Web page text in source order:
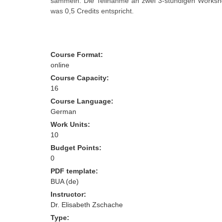
was 0,5 Credits entspricht.
Course Format:
online
Course Capacity:
16
Course Language:
German
Work Units:
10
Budget Points:
0
PDF template:
BUA (de)
Instructor:
Dr. Elisabeth Zschache
Type: